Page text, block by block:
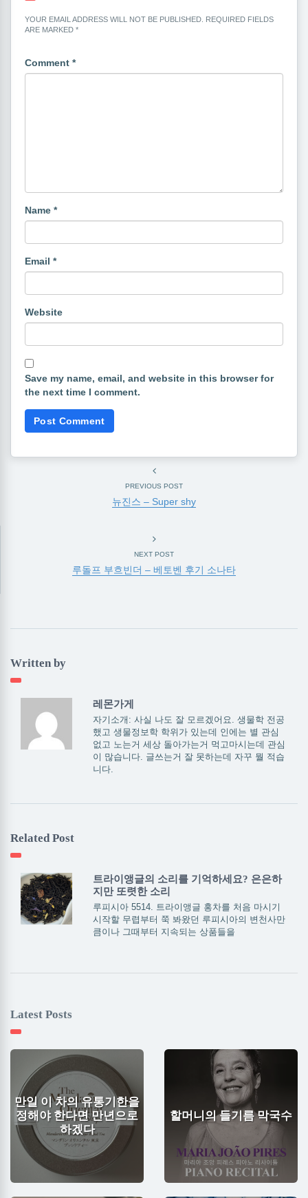
YOUR EMAIL ADDRESS WILL NOT BE PUBLISHED. REQUIRED FIELDS
ARE MARKED *
Comment *
Name *
Email *
Website
Save my name, email, and website in this browser for
the next time I comment.
PREVIOUS POST
뉴진스 – Super shy
NEXT POST
루돌프 부흐빈더 – 베토벤 후기 소나타
Written by
레몬가게
자기소개: 사실 나도 잘 모르겠어요. 생물학 전공
했고 생물정보학 학위가 있는데 인에는 별 관심
없고 노는거 세상 돌아가는거 먹고마시는데 관심
이 많습니다. 글쓰는거 잘 못하는데 자꾸 뭘 적습
니다.
Related Post
트라이앵글의 소리를 기억하세요? 은은하
지만 또렷한 소리
루피시아 5514. 트라이앵글 홍차를 처음 마시기
시작할 무렵부터 쭉 봐왔던 루피시아의 변천사만
큼이나 그때부터 지속되는 상품들을
Latest Posts
만일 이 차의 유통기한을
정해야 한다면 만년으로
하겠다
할머니의 들기름 막국수